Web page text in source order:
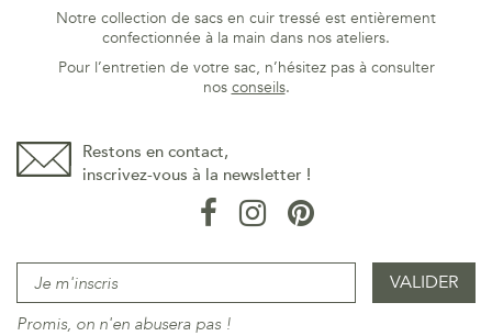
Notre collection de sacs en cuir tressé est entièrement
confectionnée à la main dans nos ateliers.
Pour l’entretien de votre sac, n’hésitez pas à consulter
nos conseils.
Restons en contact,
inscrivez-vous à la newsletter !
Promis, on n'en abusera pas !